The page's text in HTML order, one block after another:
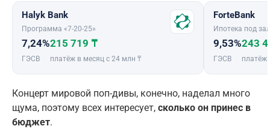
Halyk Bank
Программа «7-20-25»
7,24%
ГЭСВ
215 719 ₸
платёж в месяц с 24 млн ₸
ForteBank
Ипотека под
9,53%
ГЭСВ
243
платёж
Концерт мировой поп-дивы, конечно, наделал много
щума, поэтому всех интересует, сколько он принес в
бюджет.